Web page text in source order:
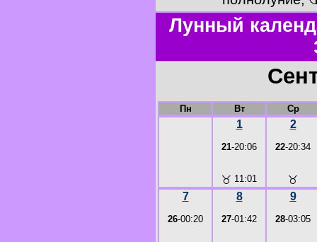
Лунный
Пн Вт Ср
1
21-20:06
♉ 11:01
2
22-20:34
♉
7
26-00:20
8
27-01:42
9
28-03:05